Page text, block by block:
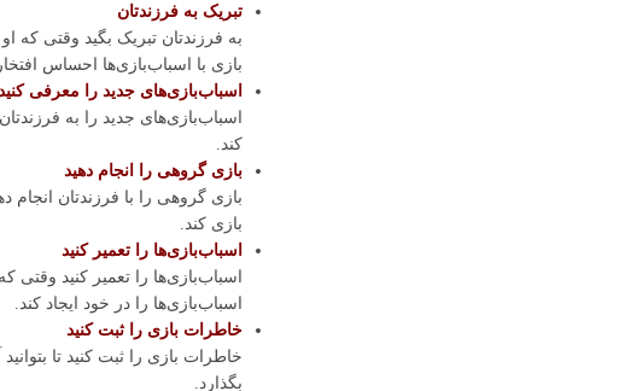
تبریک به فرزندتان
به فرزندتان تبریک بگید وقتی که
بازی با اسباب‌بازی‌ها احساس
اسباب‌بازی‌های جدید را معرفی
اسباب‌بازی‌های جدید را به
کند.
بازی گروهی را انجام دهید
بازی گروهی را با فرزندتان انجام
بازی کند.
اسباب‌بازی‌ها را تعمیر کنید
اسباب‌بازی‌ها را تعمیر کنید وقتی
اسباب‌بازی‌ها را در خود ایجاد کند.
خاطرات بازی را ثبت کنید
خاطرات بازی را ثبت کنید تا
بگذارد.